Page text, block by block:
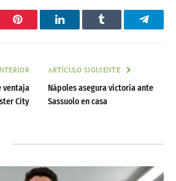
Pinterest LinkedInTumblr
ventaja
City
ARTÍCULO SIGUIENTE
Nápoles asegura victoria ante
Sassuolo en casa